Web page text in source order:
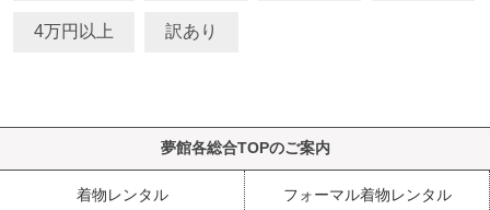
4万円以上 訳あり
夢館各総合TOPのご案内
着物レンタル フォーマル着物レンタル